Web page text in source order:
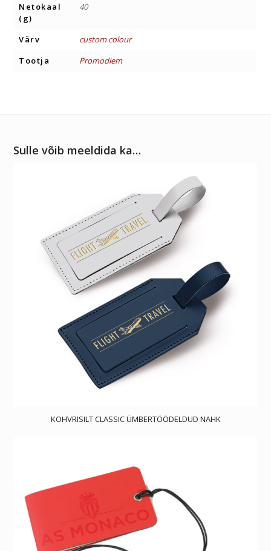
Netokaal
(g)
40
Värv
custom colour
Tootja
Promodiem
Sulle võib meeldida ka…
KOHVRISILT CLASSIC ÜMBERTÖÖDELDUD NAHK